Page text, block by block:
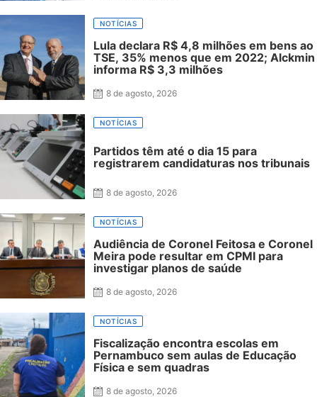
NOTÍCIAS
Lula declara R$ 4,8 milhões em bens ao
TSE, 35% menos que em 2022; Alckmin
informa R$ 3,3 milhões
8 de agosto, 2026
NOTÍCIAS
Partidos têm até o dia 15 para
registrarem candidaturas nos tribunais
8 de agosto, 2026
NOTÍCIAS
Audiência de Coronel Feitosa e Coronel
Meira pode resultar em CPMI para
investigar planos de saúde
8 de agosto, 2026
NOTÍCIAS
Fiscalização encontra escolas em
Pernambuco sem aulas de Educação
Física e sem quadras
8 de agosto, 2026